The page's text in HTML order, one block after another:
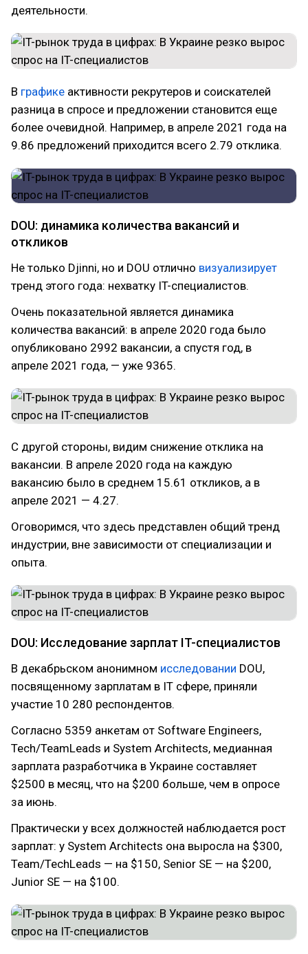
деятельности.
В графике активности рекрутеров и соискателей
разница в спросе и предложении становится еще
более очевидной. Например, в апреле 2021 года на
9.86 предложений приходится всего 2.79 отклика.
DOU: динамика количества вакансий и
откликов
Не только Djinni, но и DOU отлично визуализирует
тренд этого года: нехватку IT-специалистов.
Очень показательной является динамика
количества вакансий: в апреле 2020 года было
опубликовано 2992 вакансии, а спустя год, в
апреле 2021 года, — уже 9365.
С другой стороны, видим снижение отклика на
вакансии. В апреле 2020 года на каждую
вакансию было в среднем 15.61 откликов, а в
апреле 2021 — 4.27.
Оговоримся, что здесь представлен общий тренд
индустрии, вне зависимости от специализации и
опыта.
DOU: Исследование зарплат IT-специалистов
В декабрьском анонимном исследовании DOU,
посвященному зарплатам в IT сфере, приняли
участие 10 280 респондентов.
Согласно 5359 анкетам от Software Engineers,
Tech/TeamLeads и System Architects, медианная
зарплата разработчика в Украине составляет
$2500 в месяц, что на $200 больше, чем в опросе
за июнь.
Практически у всех должностей наблюдается рост
зарплат: у System Architects она выросла на $300,
Team/TechLeads — на $150, Senior SE — на $200,
Junior SE — на $100.